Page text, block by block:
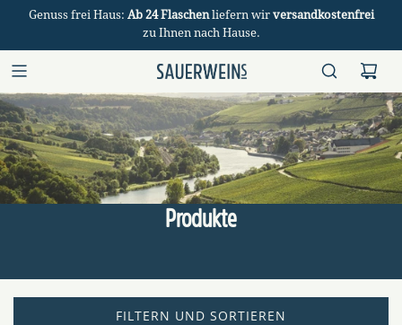
Genuss frei Haus: Ab 24 Flaschenliefern wir versandkostenfrei
zu Ihnen nach Hause.
Produkte
FILTERN UND SORTIEREN